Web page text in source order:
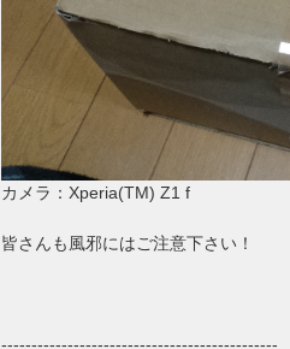
カメラ：Xperia(TM) Z1 f
皆さんも風邪にはご注意下さい！
----------------------------------------------